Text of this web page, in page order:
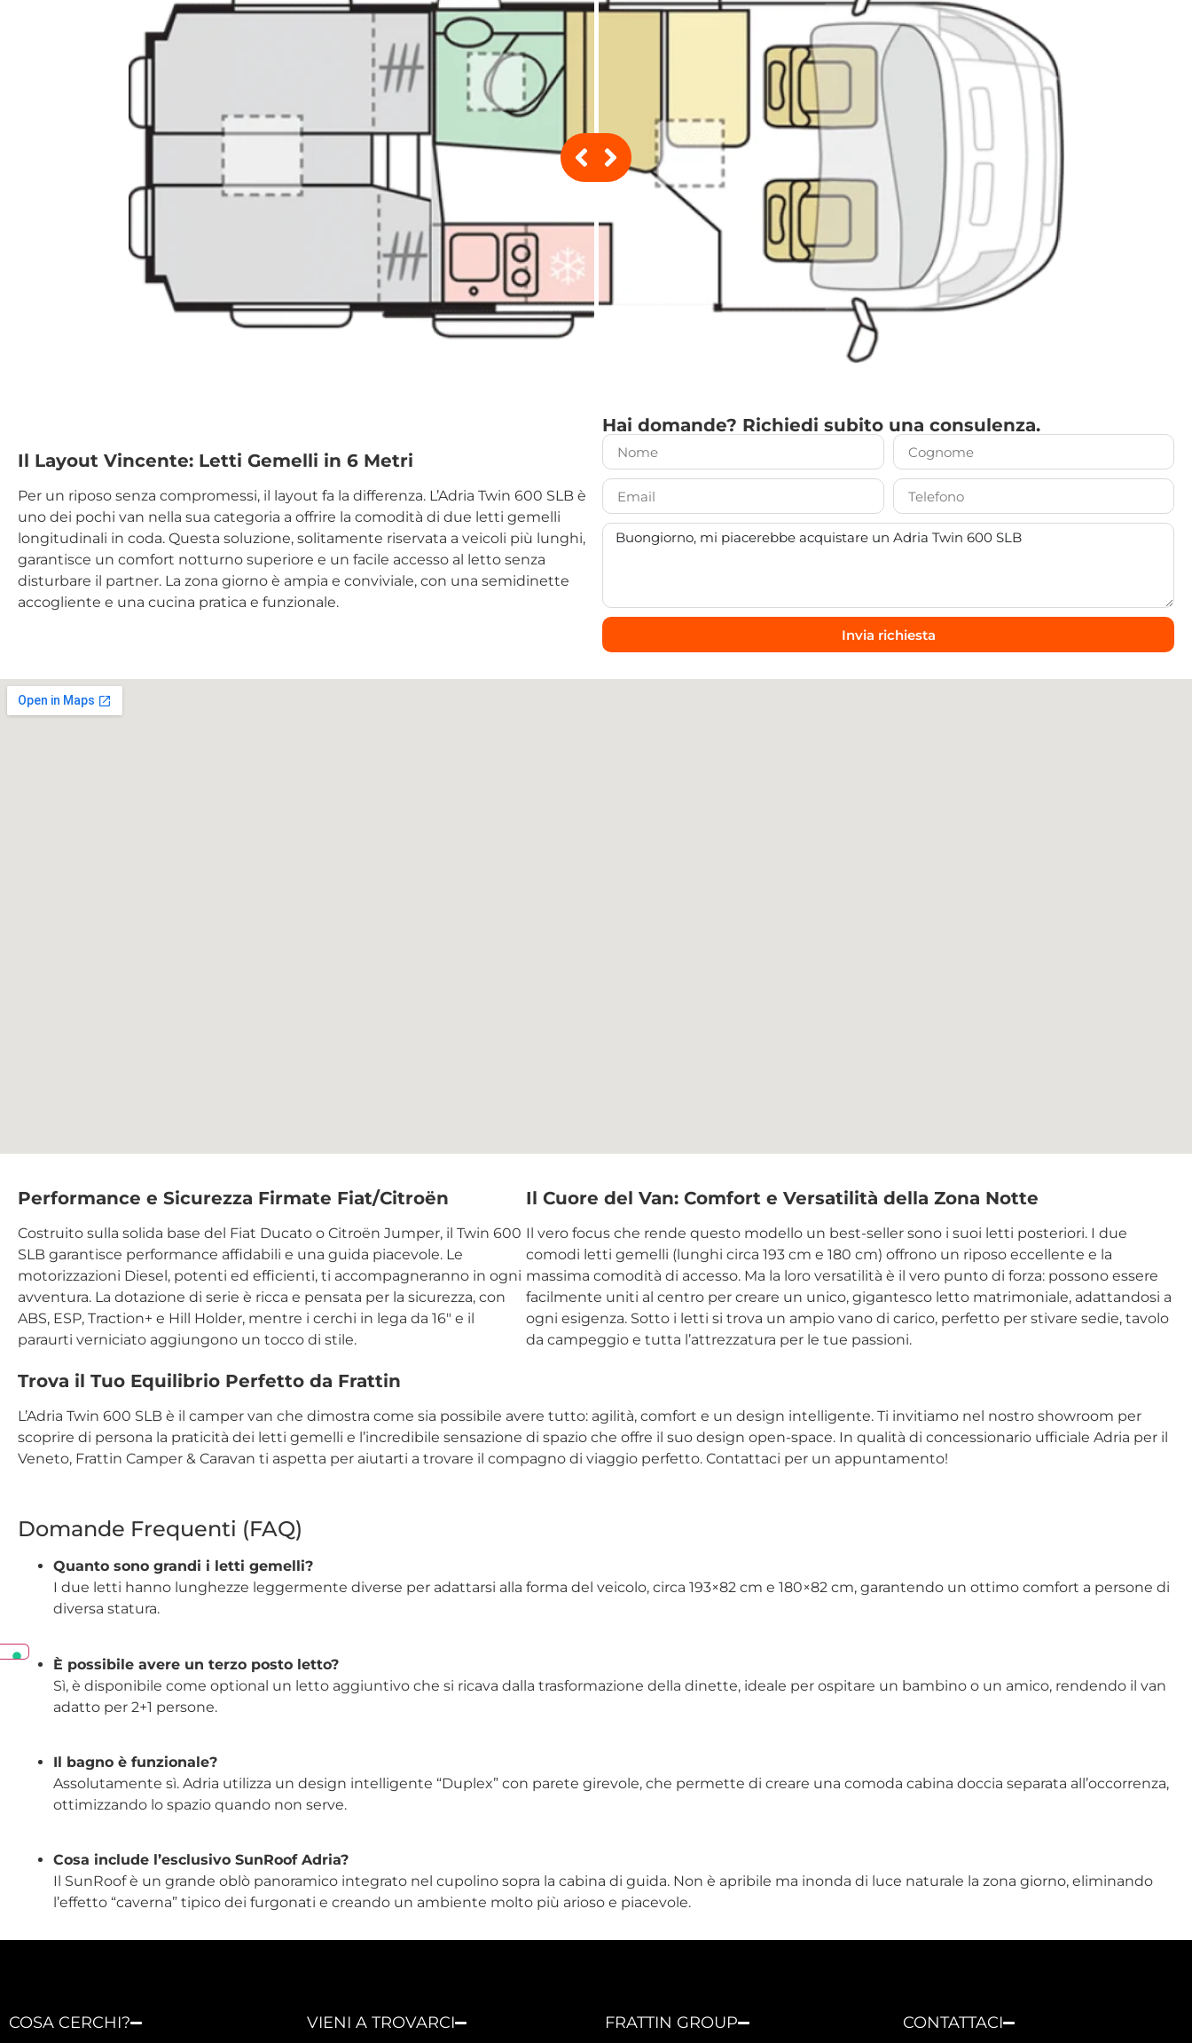
Il Layout Vincente: Letti Gemelli in 6 Metri
Per un riposo senza compromessi, il layout fa la differenza. L’Adria Twin 600 SLB è
uno dei pochi van nella sua categoria a offrire la comodità di due letti gemelli
longitudinali in coda. Questa soluzione, solitamente riservata a veicoli più lunghi,
garantisce un comfort notturno superiore e un facile accesso al letto senza
disturbare il partner. La zona giorno è ampia e conviviale, con una semidinette
accogliente e una cucina pratica e funzionale.
Hai domande? Richiedi subito una consulenza.
Invia richiesta
Performance e Sicurezza Firmate Fiat/Citroën
Costruito sulla solida base del Fiat Ducato o Citroën Jumper, il Twin 600
SLB garantisce performance affidabili e una guida piacevole. Le
motorizzazioni Diesel, potenti ed efficienti, ti accompagneranno in ogni
avventura. La dotazione di serie è ricca e pensata per la sicurezza, con
ABS, ESP, Traction+ e Hill Holder, mentre i cerchi in lega da 16″ e il
paraurti verniciato aggiungono un tocco di stile.
Il Cuore del Van: Comfort e Versatilità della Zona Notte
Il vero focus che rende questo modello un best-seller sono i suoi letti posteriori. I due
comodi letti gemelli (lunghi circa 193 cm e 180 cm) offrono un riposo eccellente e la
massima comodità di accesso. Ma la loro versatilità è il vero punto di forza: possono essere
facilmente uniti al centro per creare un unico, gigantesco letto matrimoniale, adattandosi a
ogni esigenza. Sotto i letti si trova un ampio vano di carico, perfetto per stivare sedie, tavolo
da campeggio e tutta l’attrezzatura per le tue passioni.
Trova il Tuo Equilibrio Perfetto da Frattin
L’Adria Twin 600 SLB è il camper van che dimostra come sia possibile avere tutto: agilità, comfort e un design intelligente. Ti invitiamo nel nostro showroom per
scoprire di persona la praticità dei letti gemelli e l’incredibile sensazione di spazio che offre il suo design open-space. In qualità di concessionario ufficiale Adria per il
Veneto, Frattin Camper & Caravan ti aspetta per aiutarti a trovare il compagno di viaggio perfetto. Contattaci per un appuntamento!
Domande Frequenti (FAQ)
Quanto sono grandi i letti gemelli?
I due letti hanno lunghezze leggermente diverse per adattarsi alla forma del veicolo, circa 193×82 cm e 180×82 cm, garantendo un ottimo comfort a persone di
diversa statura.
È possibile avere un terzo posto letto?
Sì, è disponibile come optional un letto aggiuntivo che si ricava dalla trasformazione della dinette, ideale per ospitare un bambino o un amico, rendendo il van
adatto per 2+1 persone.
Il bagno è funzionale?
Assolutamente sì. Adria utilizza un design intelligente “Duplex” con parete girevole, che permette di creare una comoda cabina doccia separata all’occorrenza,
ottimizzando lo spazio quando non serve.
Cosa include l’esclusivo SunRoof Adria?
Il SunRoof è un grande oblò panoramico integrato nel cupolino sopra la cabina di guida. Non è apribile ma inonda di luce naturale la zona giorno, eliminando
l’effetto “caverna” tipico dei furgonati e creando un ambiente molto più arioso e piacevole.
COSA CERCHI? VIENI A TROVARCI FRATTIN GROUP CONTATTACI